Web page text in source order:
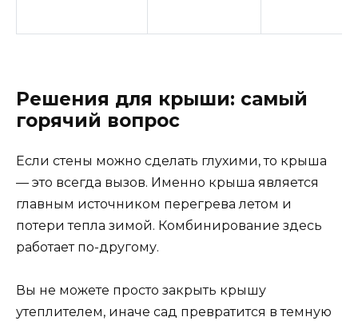
Решения для крыши: самый
горячий вопрос
Если стены можно сделать глухими, то крыша
— это всегда вызов. Именно крыша является
главным источником перегрева летом и
потери тепла зимой. Комбинирование здесь
работает по-другому.
Вы не можете просто закрыть крышу
утеплителем, иначе сад превратится в темную